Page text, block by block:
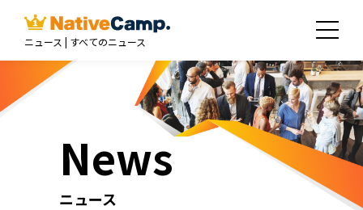
ニュース | すべてのニュース
News
ニュース